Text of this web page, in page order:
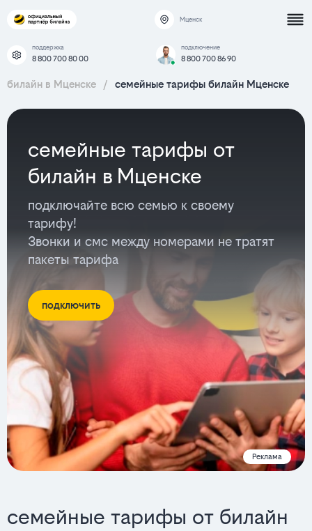
Мценск
поддержка
8 800 700 80 00
подключение
8 800 700 86 90
билайн в Мценске / семейные тарифы билайн Мценске
семейные тарифы от
билайн в Мценске
подключайте всю семью к своему
тарифу!
Звонки и смс между номерами не тратят
пакеты тарифа
подключить
Реклама
семейные тарифы от билайн